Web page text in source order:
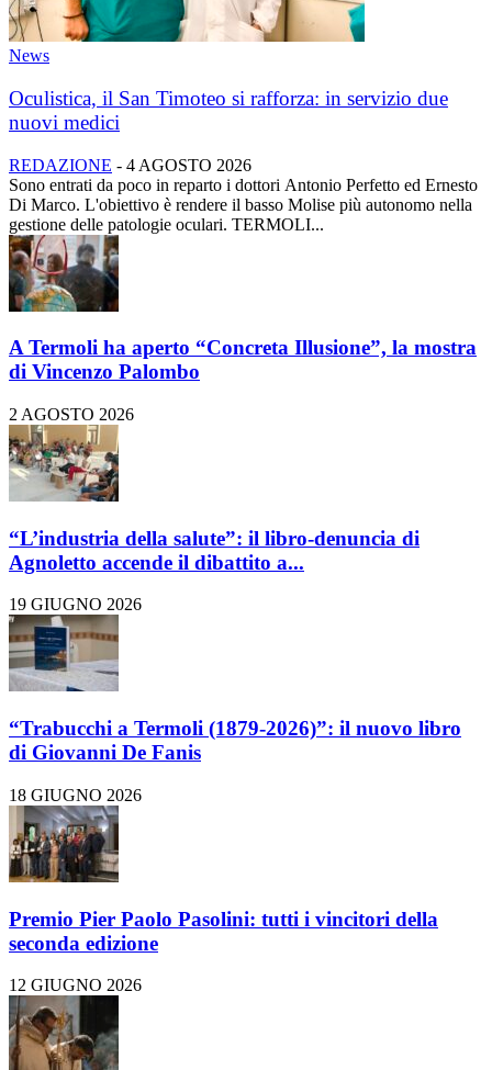
News
Oculistica, il San Timoteo si rafforza: in servizio due
nuovi medici
REDAZIONE - 4 AGOSTO 2026
Sono entrati da poco in reparto i dottori Antonio Perfetto ed Ernesto
Di Marco. L'obiettivo è rendere il basso Molise più autonomo nella
gestione delle patologie oculari. TERMOLI...
A Termoli ha aperto “Concreta Illusione”, la mostra
di Vincenzo Palombo
2 AGOSTO 2026
“L’industria della salute”: il libro-denuncia di
Agnoletto accende il dibattito a...
19 GIUGNO 2026
“Trabucchi a Termoli (1879-2026)”: il nuovo libro
di Giovanni De Fanis
18 GIUGNO 2026
Premio Pier Paolo Pasolini: tutti i vincitori della
seconda edizione
12 GIUGNO 2026